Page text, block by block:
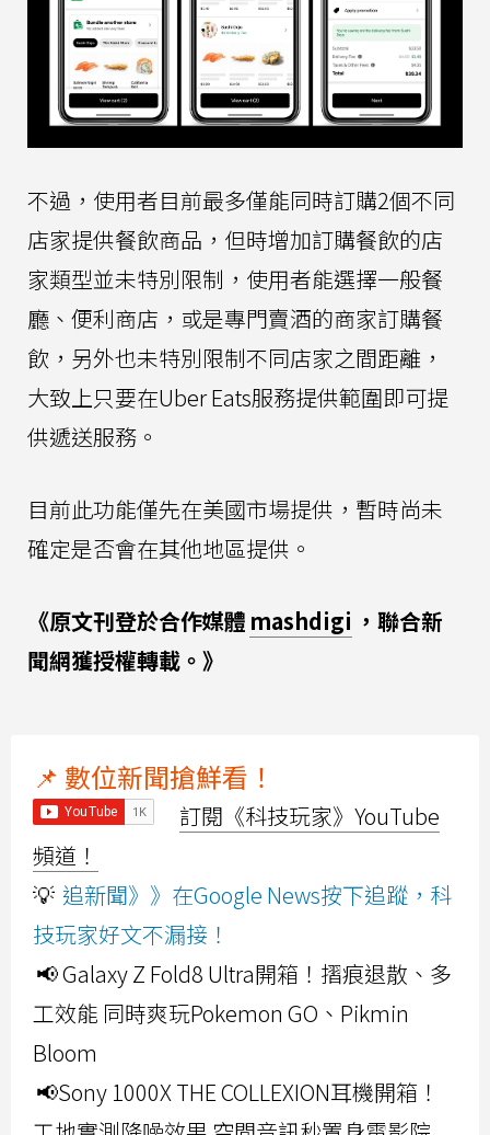
不過，使用者目前最多僅能同時訂購2個不同
店家提供餐飲商品，但時增加訂購餐飲的店
家類型並未特別限制，使用者能選擇一般餐
廳、便利商店，或是專門賣酒的商家訂購餐
飲，另外也未特別限制不同店家之間距離，
大致上只要在Uber Eats服務提供範圍即可提
供遞送服務。
目前此功能僅先在美國市場提供，暫時尚未
確定是否會在其他地區提供。
《原文刊登於合作媒體 mashdigi ，聯合新
聞網獲授權轉載。》
📌 數位新聞搶鮮看！
訂閱《科技玩家》YouTube
頻道！
💡 追新聞》》在Google News按下追蹤，科
技玩家好文不漏接！
📢 Galaxy Z Fold8 Ultra開箱！摺痕退散、多
工效能 同時爽玩Pokemon GO、Pikmin
Bloom
📢Sony 1000X THE COLLEXION耳機開箱！